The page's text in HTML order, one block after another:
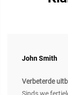
John Smith
Verbeterde